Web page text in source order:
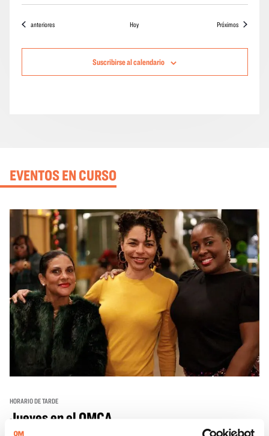
Eventos
anteriores Hoy Próximoseventos
Suscribirse al calendario
EVENTOS EN CURSO
HORARIO DE TARDE
Jueves en el OMCA